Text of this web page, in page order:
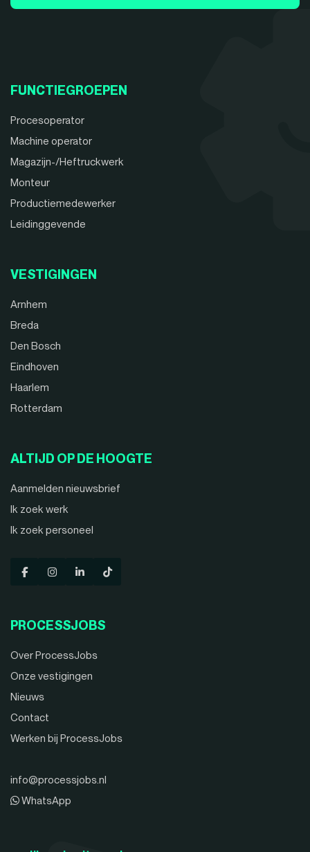
FUNCTIEGROEPEN
Procesoperator
Machine operator
Magazijn-/Heftruckwerk
Monteur
Productiemedewerker
Leidinggevende
VESTIGINGEN
Arnhem
Breda
Den Bosch
Eindhoven
Haarlem
Rotterdam
ALTIJD OP DE HOOGTE
Aanmelden nieuwsbrief
Ik zoek werk
Ik zoek personeel
PROCESSJOBS
Over ProcessJobs
Onze vestigingen
Nieuws
Contact
Werken bij ProcessJobs
info@processjobs.nl
WhatsApp